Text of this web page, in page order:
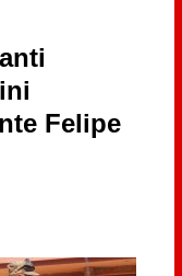
Felipe